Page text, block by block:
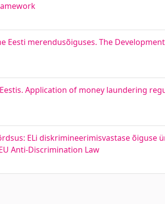
merendusõiguses. The
Application of money laundering
ELi diskrimineerimisvastase õiguse
Anti-Discrimination Law